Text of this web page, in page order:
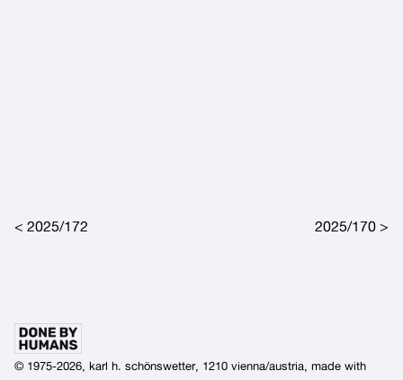
Post navigation
2025/172 2025/170
© 1975-2026, karl h. schönswetter, 1210 vienna/austria, made with